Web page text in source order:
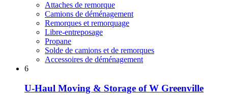
Attaches de remorque
Camions de déménagement
Remorques et remorquage
Libre-entreposage
Propane
Solde de camions et de remorques
Accessoires de déménagement
6
U-Haul Moving & Storage of W Greenville